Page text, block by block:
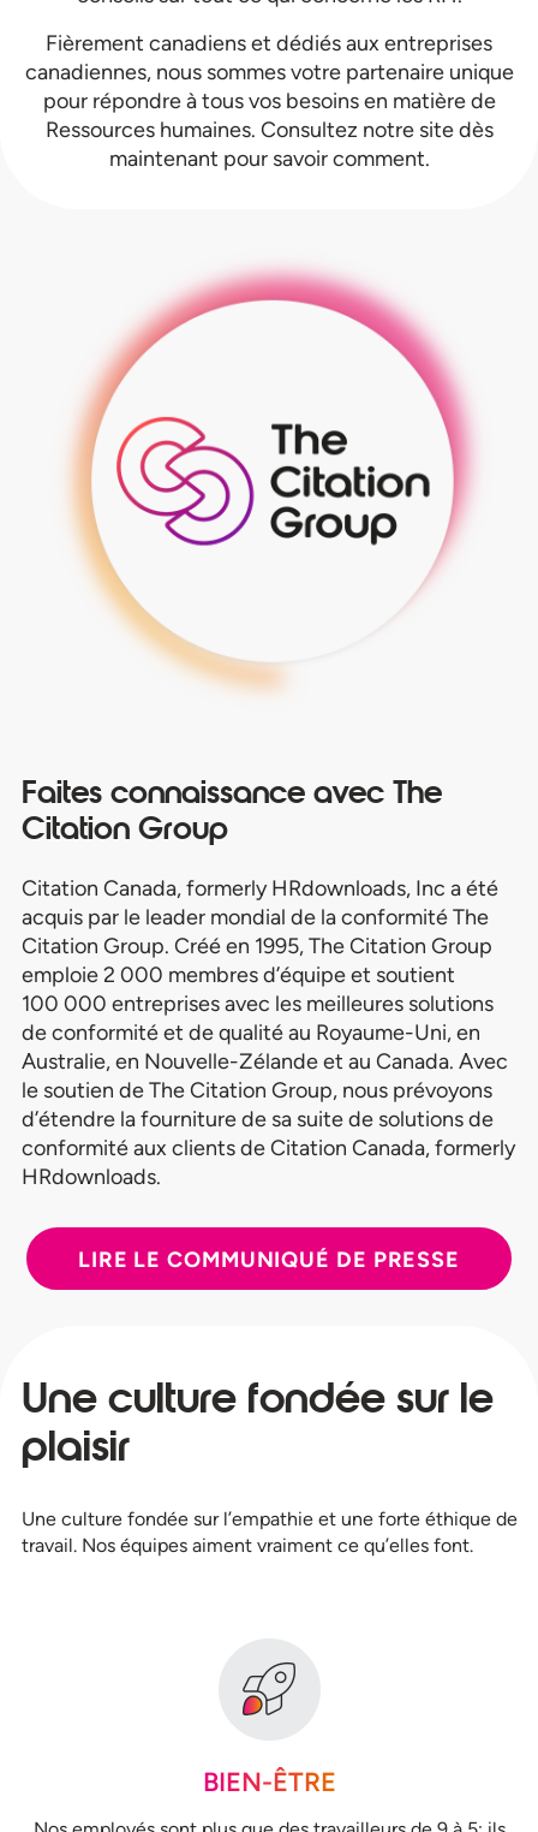
Fièrement canadiens et dédiés aux entreprises
canadiennes, nous sommes votre partenaire unique
pour répondre à tous vos besoins en matière de
Ressources humaines. Consultez notre site dès
maintenant pour savoir comment.
Faites connaissance avec The
Citation Group
Citation Canada, formerly HRdownloads, Inc a été
acquis par le leader mondial de la conformité The
Citation Group. Créé en 1995, The Citation Group
emploie 2 000 membres d’équipe et soutient
100 000 entreprises avec les meilleures solutions
de conformité et de qualité au Royaume-Uni, en
Australie, en Nouvelle-Zélande et au Canada. Avec
le soutien de The Citation Group, nous prévoyons
d’étendre la fourniture de sa suite de solutions de
conformité aux clients de Citation Canada, formerly
HRdownloads.
LIRE LE COMMUNIQUÉ DE PRESSE
Une culture fondée sur le
plaisir
Une culture fondée sur l’empathie et une forte éthique de
travail. Nos équipes aiment vraiment ce qu’elles font.
BIEN-ÊTRE